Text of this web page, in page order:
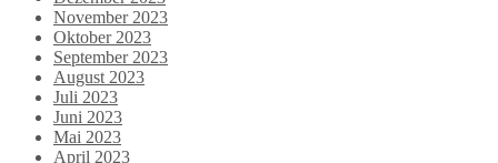
November 2023
Oktober 2023
September 2023
August 2023
Juli 2023
Juni 2023
Mai 2023
April 2023